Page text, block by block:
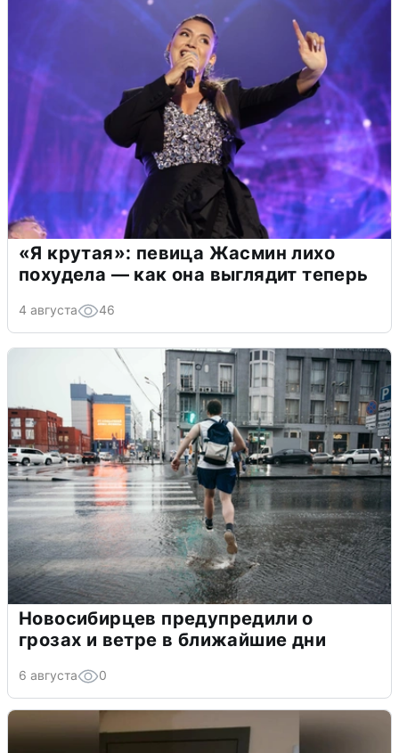
«Я крутая»: певица Жасмин лихо
похудела — как она выглядит теперь
4 августа 46
Новосибирцев предупредили о
грозах и ветре в ближайшие дни
6 августа 0